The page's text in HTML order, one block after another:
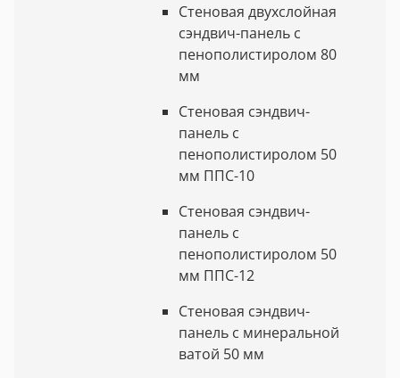
Стеновая двухслойная
сэндвич-панель с
пенополистиролом 80
мм
Стеновая сэндвич-
панель с
пенополистиролом 50
мм ППС-10
Стеновая сэндвич-
панель с
пенополистиролом 50
мм ППС-12
Стеновая сэндвич-
панель с минеральной
ватой 50 мм